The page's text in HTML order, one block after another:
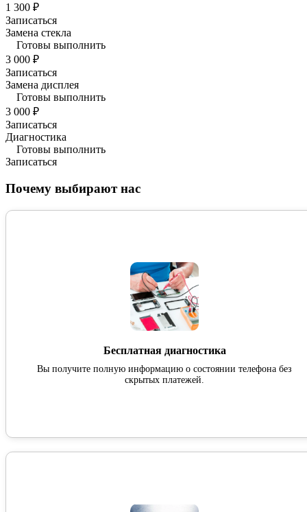
1 300 ₽
Записаться
Замена стекла
Готовы выполнить
3 000 ₽
Записаться
Замена дисплея
Готовы выполнить
3 000 ₽
Записаться
Диагностика
Готовы выполнить
Записаться
Почему выбирают нас
Бесплатная диагностика
Вы получите полную информацию о состоянии телефона без
скрытых платежей.